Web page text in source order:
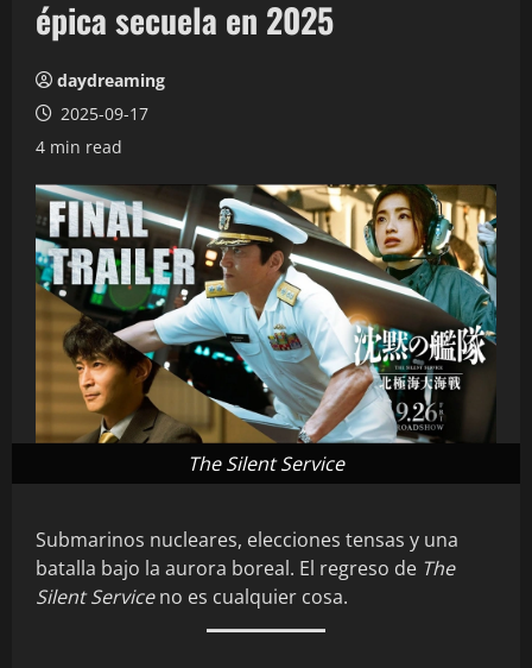
épica secuela en 2025
daydreaming
2025-09-17
4 min read
The Silent Service
Submarinos nucleares, elecciones tensas y una
batalla bajo la aurora boreal. El regreso de The
Silent Serviceno es cualquier cosa.